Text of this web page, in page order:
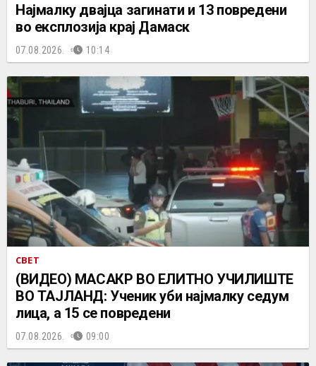
Најмалку двајца загинати и 13 повредени
во експлозија крај Дамаск
07.08.2026. 10:14
СВЕТ
(ВИДЕО) МАСАКР ВО ЕЛИТНО УЧИЛИШТЕ
ВО ТАЈЛАНД: Ученик уби најмалку седум
лица, а 15 се повредени
07.08.2026. 09:00